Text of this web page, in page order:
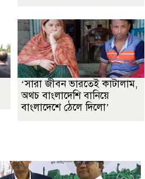
‘সারা জীবন ভারতেই কাটালাম,
অথচ বাংলাদেশি বানিয়ে
বাংলাদেশে ঠেলে দিলো’